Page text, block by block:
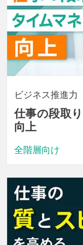
ビジネス推進力
仕事の段取
向上
全階層向け